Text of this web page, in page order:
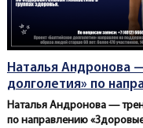
Наталья Андронова
долголетия» по
Наталья Андронова —
по направлению